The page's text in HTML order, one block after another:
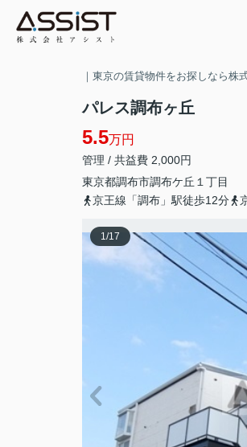
｜東京の賃貸物件をお探しなら株
パレス調布ヶ丘
5.5万円
管理 / 共益費 2,000円
東京都調布市調布ケ丘 １丁目
京王線「調布」駅徒歩12分
1/17